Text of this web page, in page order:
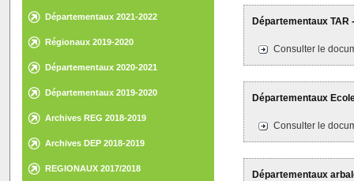
Départementaux 2021-2022
Régionaux 2019-2020
Départementaux 2020-2021
Départementaux 2019-2020
Archives REG 2018-2019
Archives DEP 2018-2019
REGIONAUX 2017/2018
Départementaux TAR
Consulter le
Départementaux
Consulter le
Départementaux